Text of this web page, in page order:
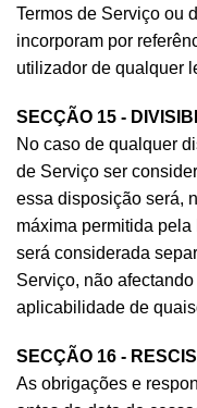
Termos de Serviço ou
incorporam por
utilizador de qualquer
SECÇÃO 15 -
No caso de qualquer
de Serviço ser
essa disposição será,
máxima permitida
será considerada
Serviço, não
aplicabilidade de
SECÇÃO 16 -
As obrigações e